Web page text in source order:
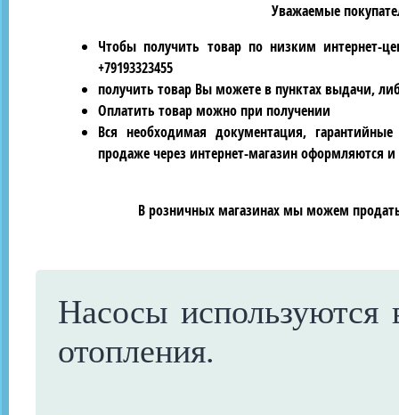
Уважаемые
Чтобы получить товар по низким интернет-
+79193323455
получить товар Вы можете в пунктах выдачи,
Оплатить товар можно при получении
Вся необходимая документация,
продаже через интернет-магазин оформляются
В розничных магазинах мы можем
Насосы используются
отопления.